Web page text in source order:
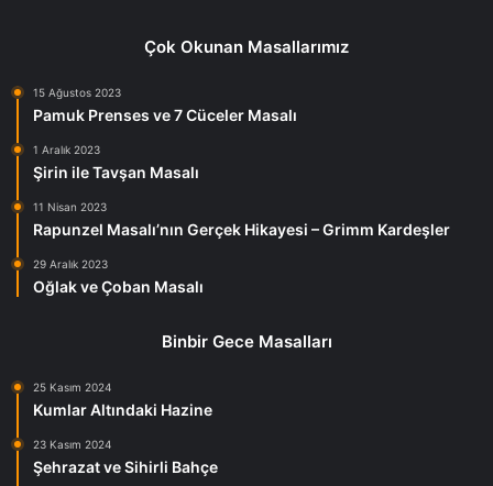
Çok Okunan Masallarımız
15 Ağustos 2023
Pamuk Prenses ve 7 Cüceler Masalı
1 Aralık 2023
Şirin ile Tavşan Masalı
11 Nisan 2023
Rapunzel Masalı’nın Gerçek Hikayesi – Grimm Kardeşler
29 Aralık 2023
Oğlak ve Çoban Masalı
Binbir Gece Masalları
25 Kasım 2024
Kumlar Altındaki Hazine
23 Kasım 2024
Şehrazat ve Sihirli Bahçe